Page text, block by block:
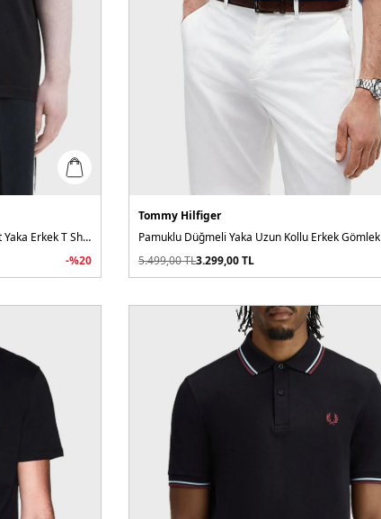
Logolu % 100 Pamuk Relaxed Fit Bisiklet Yaka Erkek T Shirt
-%20
Tommy Hilfiger
Pamuklu Düğmeli Yaka Uzun Kollu Erkek Gömlek
5.499,00TL3.299,00TL